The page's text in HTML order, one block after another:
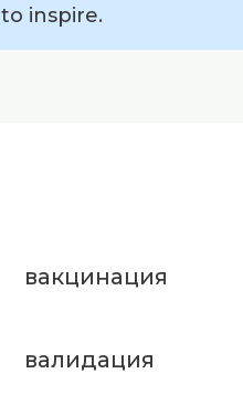
to inspire.
вакцинация
валидация